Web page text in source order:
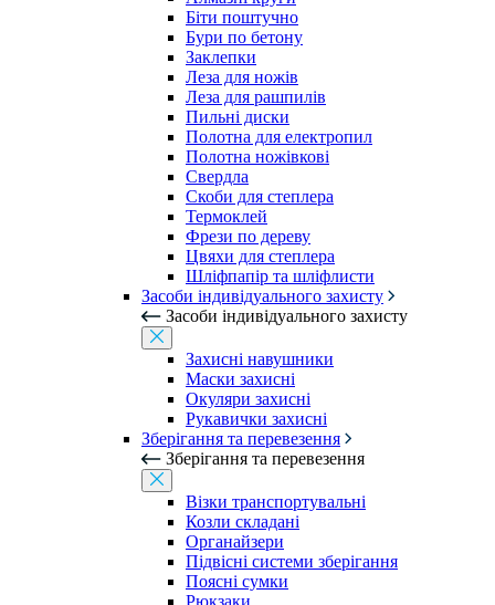
Біти поштучно
Бури по бетону
Заклепки
Леза для ножів
Леза для рашпилів
Пильні диски
Полотна для електропил
Полотна ножівкові
Свердла
Скоби для степлера
Термоклей
Фрези по дереву
Цвяхи для степлера
Шліфпапір та шліфлисти
Засоби індивідуального захисту
Засоби індивідуального захисту
Захисні навушники
Маски захисні
Окуляри захисні
Рукавички захисні
Зберігання та перевезення
Зберігання та перевезення
Візки транспортувальні
Козли складані
Органайзери
Підвісні системи зберігання
Поясні сумки
Рюкзаки